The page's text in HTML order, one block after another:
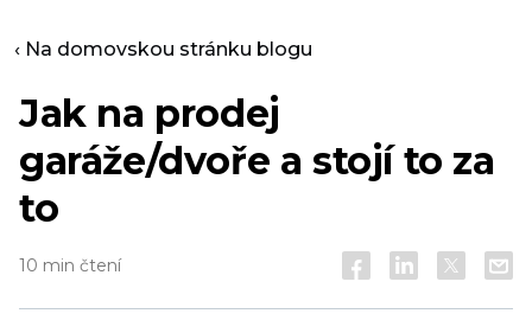
‹ Na domovskou stránku blogu
Jak na prodej
garáže/dvoře a stojí to za
to
10 min čtení